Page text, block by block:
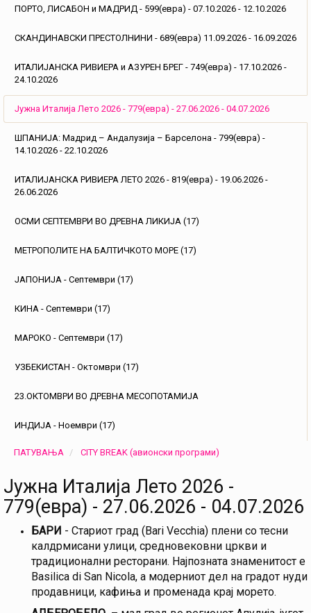
ПОРТО, ЛИСАБОН и МАДРИД - 599(евра) - 07.10.2026 - 12.10.2026
СКАНДИНАВСКИ ПРЕСТОЛНИНИ - 689(евра) 11.09.2026 - 16.09.2026
ИТАЛИЈАНСКА РИВИЕРА и АЗУРЕН БРЕГ - 749(евра) - 17.10.2026 -
24.10.2026
Јужна Италија Лето 2026 - 779(евра) - 27.06.2026 - 04.07.2026
ШПАНИЈА: Мадрид – Андалузија – Барселона - 799(евра) -
14.10.2026 - 22.10.2026
ИТАЛИЈАНСКА РИВИЕРА ЛЕТО 2026 - 819(евра) - 19.06.2026 -
26.06.2026
ОСМИ СЕПТЕМВРИ ВО ДРЕВНА ЛИКИЈА (17)
МЕТРОПОЛИТЕ НА БАЛТИЧКОТО МОРЕ (17)
ЈАПОНИЈА - Септември (17)
КИНА - Септември (17)
МАРОКО - Септември (17)
УЗБЕКИСТАН - Октомври (17)
23.ОКТОМВРИ ВО ДРЕВНА МЕСОПОТАМИЈА
ИНДИЈА - Ноември (17)
ПАТУВАЊА CITY BREAK (авионски програми)
Јужна Италија Лето 2026 -
779(евра) - 27.06.2026 - 04.07.2026
БАРИ - Стариот град (Bari Vecchia) плени со тесни
калдрмисани улици, средновековни цркви и
традиционални ресторани. Најпозната знаменитост е
Basilica di San Nicola, а модерниот дел на градот нуди
продавници, кафиња и променада крај морето.